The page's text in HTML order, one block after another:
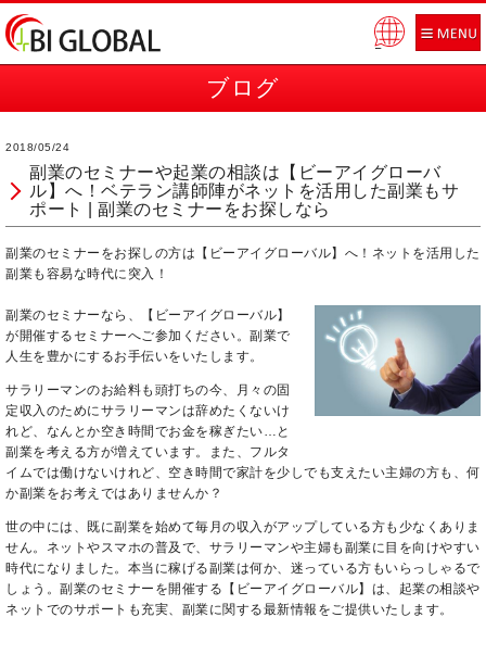
Pow
ブログ
2018/05/24
副業のセミナーや起業の相談は【ビーアイグローバ
ル】へ！ベテラン講師陣がネットを活用した副業もサ
ポート | 副業のセミナーをお探しなら
副業のセミナーをお探しの方は【ビーアイグローバル】へ！ネットを活用した
副業も容易な時代に突入！
副業のセミナーなら、【ビーアイグローバル】
が開催するセミナーへご参加ください。副業で
人生を豊かにするお手伝いをいたします。
サラリーマンのお給料も頭打ちの今、月々の固
定収入のためにサラリーマンは辞めたくないけ
れど、なんとか空き時間でお金を稼ぎたい…と
副業を考える方が増えています。また、フルタ
イムでは働けないけれど、空き時間で家計を少しでも支えたい主婦の方も、何
か副業をお考えではありませんか？
世の中には、既に副業を始めて毎月の収入がアップしている方も少なくありま
せん。
ネット やスマホの普及で、サラリーマンや主婦も副業に目を向けやすい
時代になりました。本当に稼げる副業は何か、迷っている方もいらっしゃるで
しょう。副業のセミナーを開催する【ビーアイグローバル】は、
起業の相談や
ネットでのサポートも充実、副業に関する最新情報をご提供いたします。